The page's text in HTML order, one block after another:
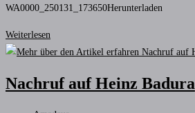
WA0000_250131_173650Herunterladen
Weiterlesen
zur
Nachruf auf Heinz Badura